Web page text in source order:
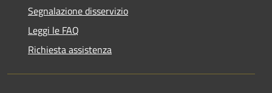
Segnalazione disservizio
Leggi le FAQ
Richiesta assistenza